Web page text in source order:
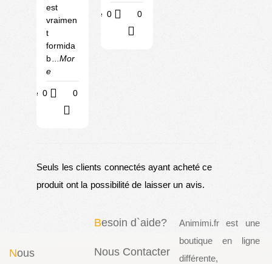
est
vraimen
t
formida
b
...Mor
e
Utile 0 0
Utile 0 0
Seuls les clients connectés ayant acheté ce
produit ont la possibilité de laisser un avis.
Nous
Besoin d`aide?
Nous Contacter
Animimi.fr est une
boutique en ligne
différente,